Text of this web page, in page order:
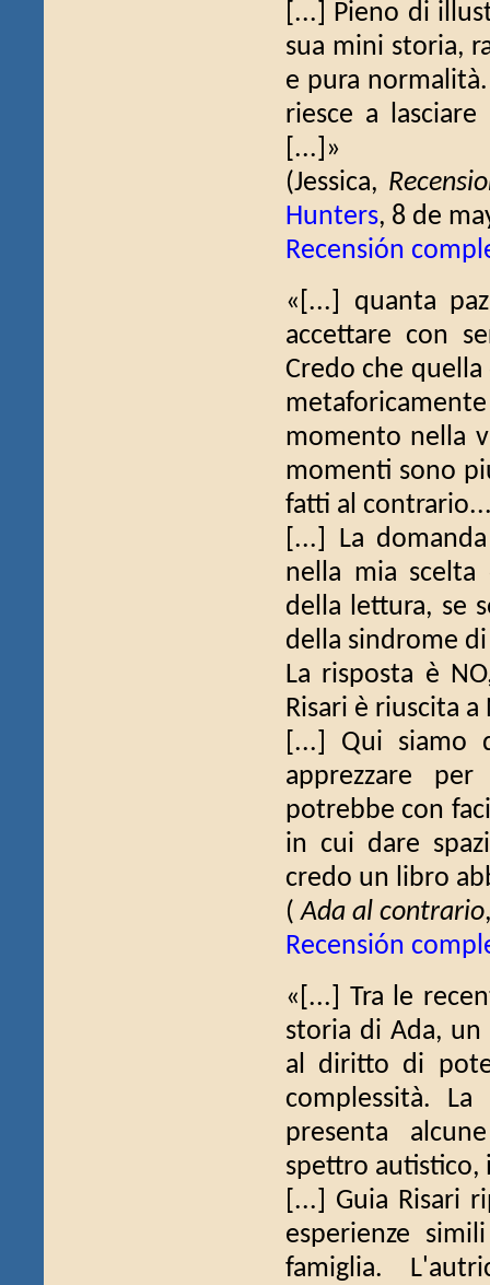
[...] Pieno di
sua mini storia,
e pura
riesce a
[...]»
(Jessica,
Hunters, 8 de
Recensión
«[...] quanta
accettare con
Credo che
momento nella
momenti sono
fatti al
[...] La
nella mia scelta
della lettura, se
della sindrome
La risposta è
Risari è riuscita
[...] Qui siamo
apprezzare
potrebbe con
in cui dare
credo un libro
(Ada al contrario
Recensión
«[...] Tra le
storia di Ada,
al diritto di
complessità.
presenta
spettro autistico,
[...] Guia Risari
esperienze
famiglia.